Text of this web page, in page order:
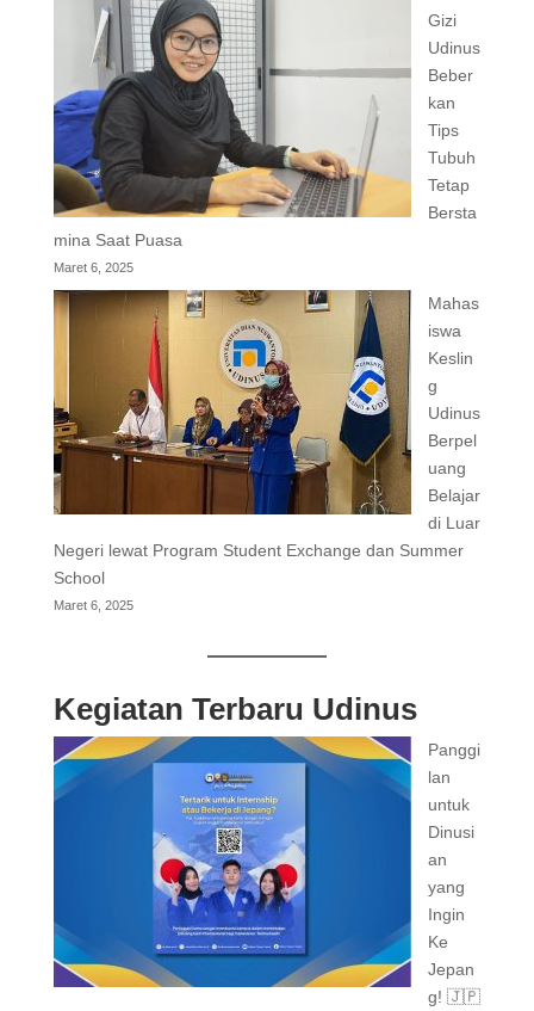
Gizi
Udinus
Beber
kan
Tips
Tubuh
Tetap
Bersta
mina Saat Puasa
Maret 6, 2025
Mahas
iswa
Keslin
g
Udinus
Berpel
uang
Belajar
di Luar
Negeri lewat Program Student Exchange dan Summer
School
Maret 6, 2025
Kegiatan Terbaru Udinus
Panggi
lan
untuk
Dinusi
an
yang
Ingin
Ke
Jepan
g! 🇯🇵